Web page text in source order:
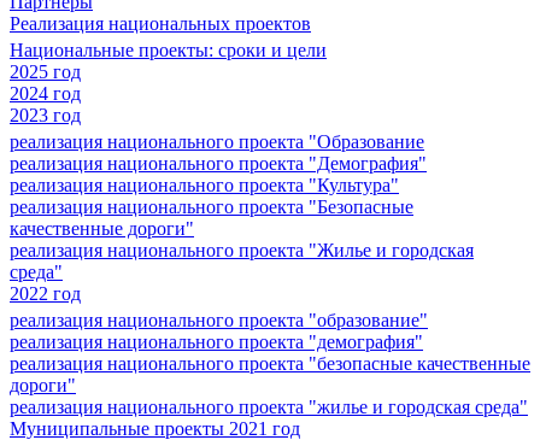
Реализация национальных проектов
Национальные проекты: сроки и цели
2025 год
2024 год
2023 год
реализация национального проекта "Образование
реализация национального проекта "Демография"
реализация национального проекта "Культура"
реализация национального проекта "Безопасные
качественные дороги"
реализация национального проекта "Жилье и городская
среда"
2022 год
реализация национального проекта "образование"
реализация национального проекта "демография"
реализация национального проекта "безопасные качественные
дороги"
реализация национального проекта "жилье и городская среда"
Муниципальные проекты 2021 год